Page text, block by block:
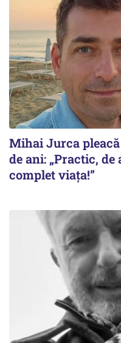
Mihai Jurca
de ani: „Practic,
complet viața!”